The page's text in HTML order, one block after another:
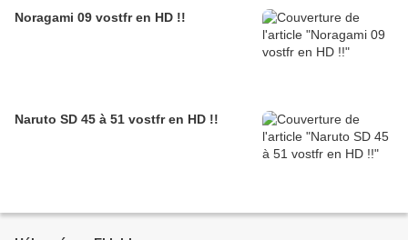
Noragami 09 vostfr en HD !!
Naruto SD 45 à 51 vostfr en HD !!